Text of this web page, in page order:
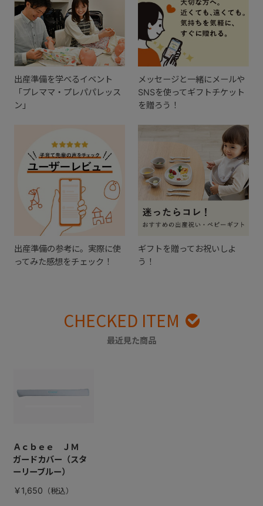
出産準備を学べるイベント
「プレママ・プレパパレッス
ン」
メッセージと一緒にメールや
SNSを使ってギフトチケット
を贈ろう！
出産準備の参考に。実際に使
ってみた感想をチェック！
ギフトを贈ってお祝いしよ
う！
CHECKED ITEM
最近見た商品
Ａｃｂｅｅ ＪＭ
ガードカバー（スタ
ーリーブルー）
￥1,650